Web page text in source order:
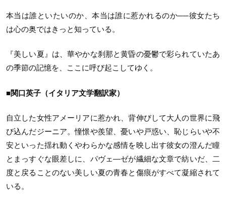
本当は誰といたいのか、本当は誰に惹かれるのか──彼女たち
は心の奥ではきっと知っている。
『美しい夏』は、華やかな刹那と黄昏の憂鬱で彩られていたあ
の季節の記憶を、ここに呼び起こしてゆく。
■関口英子（イタリア文学翻訳家）
自立した女性アメーリアに惹かれ、背伸びして大人の世界に飛
び込んだジーニア。憧憬や羨望、憂いや戸惑い、恥じらいや不
安といった揺れ動くやわらかな感情を映し出す彼女の澄んだ瞳
とまっすぐな眼差しに、パヴェ―ゼが繊細な文章で紡いだ、二
度と戻ることのない美しい夏の青春と傷痕がすべて凝縮されて
いる。